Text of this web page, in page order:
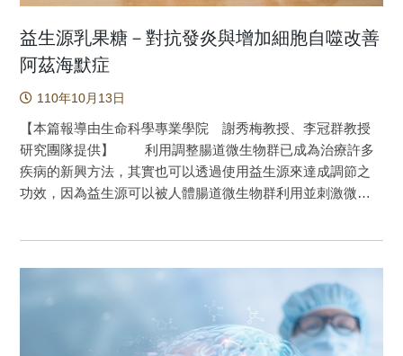
化結果都會影響Aβ的聚集過程，影響了蛋白形成纖維的速
度，但取而代之的是形成更具毒性的寡聚體(oligomer)，推測
是醣化的結果改變了這兩個胺基酸的電性，使得蛋白質的堆
疊產生了一些排斥的力量。尤其是第28號位置的離胺酸，在
過去，它一直被視為分子肽鏈之間鹽橋的提供者，一旦電性
發生改變，就更難往聚集的方向前進，但卻形成具有細胞通
透性的寡聚體，意外提高分子毒性，因此醣化有可能加劇罹
患AD的機率。所以平衡血液中糖分的濃度並避免蛋白質醣化
Shih, Y. H., & Tu, L. H. (2021). Exploring the Impact of Glyoxal
Glycation on β-Amyloid Peptide (Aβ) Aggregation in
Alzheimer's Disease. Journal of Physical Chemistry B,
125(21), 5559-5571. https://doi.org/10.1021/acs.jpcb.1c02797
益生源乳果糖－對抗發炎與增加細胞自噬改善
阿茲海默症
110年10月13日
【本篇報導由生命科學專業學院 謝秀梅教授、李冠群教授
研究團隊提供】 利用調整腸道微生物群已成為治療許多
疾病的新興方法，其實也可以透過使用益生源來達成調節之
功效，因為益生源可以被人體腸道微生物群利用並刺激微生
研究中，我們首先在經寡聚體Aβ25-35毒性處理的小鼠初級海
馬迴神經元測試乳果糖和蜜二糖之神經保護效果，發現乳果
糖保護效果之有效濃度低於蜜二糖，因此乳果糖被進一步測
試其在小鼠模式上之功效。我們在小鼠雙側海馬迴內注射寡